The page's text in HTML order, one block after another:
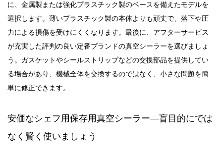
に、金属製または強化プラスチック製のベースを備えたモデルを
選択します。薄いプラスチック製の本体よりも頑丈で、落下や圧
力による損傷を受けにくくなります。最後に、アフターサービス
が充実した評判の良い定番ブランドの真空シーラーを選びましょ
う 。 ガスケットやシールストリップなどの交換部品を提供してい
る場合があり、機械全体を交換するのではなく、小さな問題を簡
単に修正できます。
安価なシェフ用保存用真空シーラー—盲目的にでは
なく賢く使いましょう